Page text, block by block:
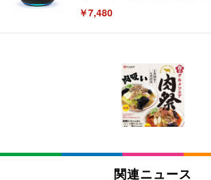
￥7,480
[EdoErgo] オフィスチェア 椅子
い 跳ね上げ式アームレスト コン
キング pc 事務椅子 360度回転
ン樹脂ベース 通気性メッシュ 在
(黒網+黒枠+黒足)
SIHOO B100 オフィスチェア／
ュチェア 人間工学 疲れない ブラ
EIZO ビジネス向けプレミアム
EV3240X-WT | 31.5型4K UHD・
￥105,595
EIZO ビジネス向けプレミアム
Amazonベーシック ペットシー
回使い捨て 無香料 ホワイト 300枚
Amazonベーシック ペットシー
x2袋(84枚) ホワイト(吸収面:ライ
関連ニュース